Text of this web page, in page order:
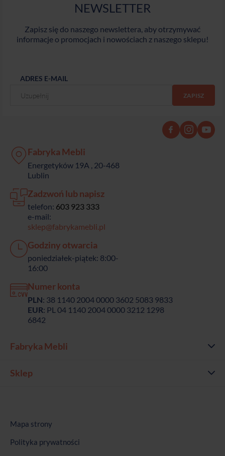
NEWSLETTER
Zapisz się do naszego newslettera, aby otrzymywać
informacje o promocjach i nowościach z naszego sklepu!
ADRES E-MAIL
Fabryka Mebli
Energetyków 19A , 20-468
Lublin
Zadzwoń lub napisz
telefon: 603 923 333
e-mail:
sklep@fabrykamebli.pl
Godziny otwarcia
poniedziałek-piątek: 8:00-
16:00
Numer konta
PLN: 38 1140 2004 0000 3602 5083 9833
EUR: PL 04 1140 2004 0000 3212 1298
6842
Fabryka Mebli
Sklep
Mapa strony
Polityka prywatności